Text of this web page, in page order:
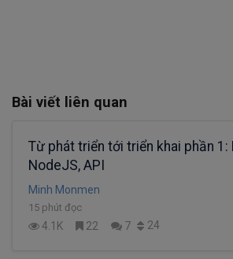
Bài viết liên quan
Từ phát triển tới triển khai phần 1:
NodeJS, API
Minh Monmen
15 phút đọc
4.1K 22 7 24